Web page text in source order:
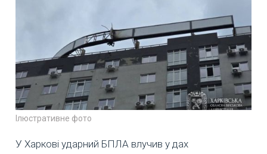
Ілюстративне фото
У Харкові ударний БПЛА влучив у дах